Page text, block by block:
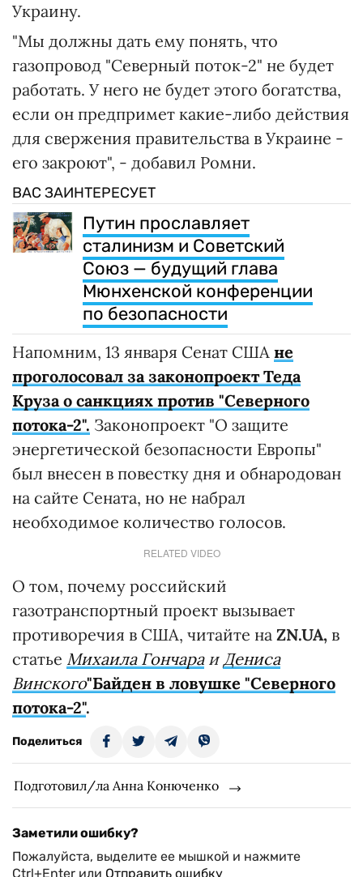
Украину.
"Мы должны дать ему понять, что
газопровод "Северный поток-2" не будет
работать. У него не будет этого богатства,
если он предпримет какие-либо действия
для свержения правительства в Украине -
его закроют", - добавил Ромни.
ВАС ЗАИНТЕРЕСУЕТ
Путин прославляет
сталинизм и Советский
Союз — будущий глава
Мюнхенской конференции
по безопасности
Напомним, 13 января Сенат США не
проголосовал за законопроект Теда
Круза о санкциях против "Северного
потока-2". Законопроект "О защите
энергетической безопасности Европы"
был внесен в повестку дня и обнародован
на сайте Сената, но не набрал
необходимое количество голосов.
RELATED VIDEO
О том, почему российский
газотранспортный проект вызывает
противоречия в США, читайте на ZN.UA, в
статье Михаила ГончараиДениса
Винского"Байден в ловушке "Северного
потока-2".
Поделиться
Подготовил/ла Анна Конюченко
Заметили ошибку?
Пожалуйста, выделите ее мышкой и нажмите
Ctrl+Enter или Отправить ошибку